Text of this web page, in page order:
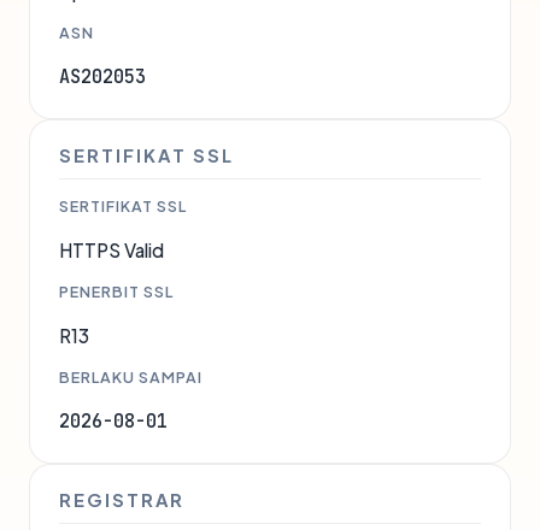
ASN
AS202053
SERTIFIKAT SSL
SERTIFIKAT SSL
HTTPS Valid
PENERBIT SSL
R13
BERLAKU SAMPAI
2026-08-01
REGISTRAR